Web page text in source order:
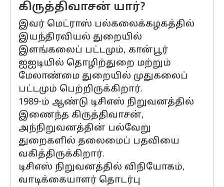
கிருத்திவாசன் யார்?
இவர் மெட்ராஸ் பல்கலைக்கழகத்தில்
இயந்திரவியல் துறையில்
இளங்கலைப் பட்டமும், கான்பூர்
ஐஐடியில் தொழிற்துறை மற்றும்
மேலாண்மை துறையில் முதுகலைப்
பட்டமும் பெற்றிருக்கிறார்.
1989-ம் ஆண்டு டிசிஎஸ் நிறுவனத்தில்
இணைந்த கிருத்திவாசன்,
அந்நிறுவனத்தின் பல்வேறு
துறைகளில் தலைமைப் பதவியை
வகித்திருக்கிறார்.
டிசிஎஸ் நிறுவனத்தில் விநியோகம்,
வாடிக்கையாளர் தொடர்பு